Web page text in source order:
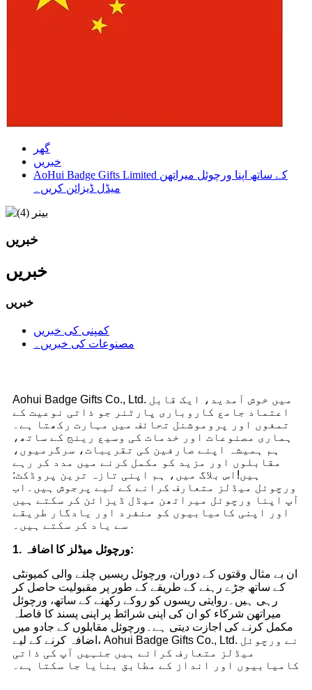
گھر
خبریں
AoHui Badge Gifts Limited کے ساتھ اپنا ورچوئل میراتھن
میڈل ڈیزائن کریں۔
خبریں
خبریں
خبریں
کمپنی کی خبریں
مصنوعات کی خبریں۔
Aohui Badge Gifts Co., Ltd. میں خوش آمدید، ایک قابل
اعتماد جامع کاروباری پارٹنر جو ذاتی نوعیت کے
تمغوں اور پروموشنل تحائف میں مہارت رکھتا ہے۔
ہماری مصنوعات اور خدمات کی وسیع رینج کے ساتھ،
ہم ہمیشہ اپنے صارفین کی تقریبات، سرگرمیوں،
مقابلوں اور مزید کو مکمل کرنے میں مدد کر رہے
ہیں!اس بلاگ میں، ہم اپنی تازہ ترین پروڈکٹ:
ورچوئل میڈلز متعارف کرانے کے لیے پرجوش ہیں۔اب
آپ اپنا ورچوئل میراتھن میڈل ڈیزائن کر سکتے ہیں
اور اپنی کامیابیوں کو منفرد اور یادگار طریقے
سے یاد کر سکتے ہیں۔
1. ورچوئل میڈلز کا اضافہ:
ان بے مثال وقتوں کے دوران، ورچوئل ریسیں چلنے والی کمیونٹی
کے ساتھ جڑے رہنے کے طریقے کے طور پر مقبولیت حاصل کر
رہی ہیں۔روایتی ریسوں کو روکے رکھنے کے ساتھ، ورچوئل
میراتھن شرکاء کو ان کی اپنی شرائط پر اپنی پسند کا فاصلہ
مکمل کرنے کی اجازت دیتی ہے۔ورچوئل مقابلوں کے جادو میں
اضافہ کرنے کے لیے، Aohui Badge Gifts Co., Ltd. نے ورچوئل
میڈلز متعارف کرائے ہیں جنہیں آپ کی ذاتی
کامیابیوں اور انداز کے مطابق بنایا جا سکتا ہے۔